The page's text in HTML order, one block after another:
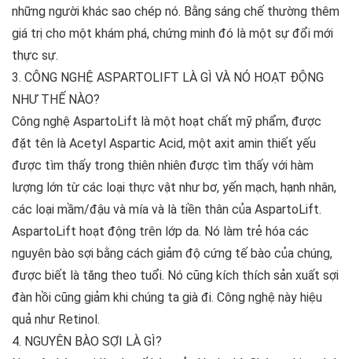
những người khác sao chép nó. Bằng sáng chế thường thêm
giá trị cho một khám phá, chứng minh đó là một sự đổi mới
thực sự.
3. CÔNG NGHỆ ASPARTOLIFT LÀ GÌ VÀ NÓ HOẠT ĐỘNG
NHƯ THẾ NÀO?
Công nghệ AspartoLift là một hoạt chất mỹ phẩm, được
đặt tên là Acetyl Aspartic Acid, một axit amin thiết yếu
được tìm thấy trong thiên nhiên được tìm thấy với hàm
lượng lớn từ các loại thực vật như bơ, yến mạch, hạnh nhân,
các loại mầm/đậu và mía và là tiền thân của AspartoLift.
AspartoLift hoạt động trên lớp da. Nó làm trẻ hóa các
nguyên bào sợi bằng cách giảm độ cứng tế bào của chúng,
được biết là tăng theo tuổi. Nó cũng kích thích sản xuất sợi
đàn hồi cũng giảm khi chúng ta già đi. Công nghệ này hiệu
quả như Retinol.
4. NGUYÊN BÀO SỢI LÀ GÌ?